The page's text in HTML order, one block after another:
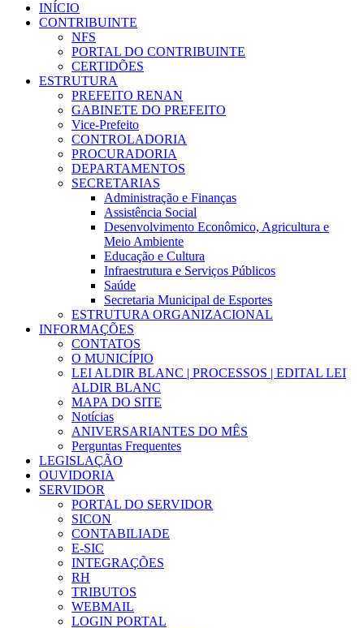
INÍCIO
CONTRIBUINTE
NFS
PORTAL DO CONTRIBUINTE
CERTIDÕES
ESTRUTURA
PREFEITO RENAN
GABINETE DO PREFEITO
Vice-Prefeito
CONTROLADORIA
PROCURADORIA
DEPARTAMENTOS
SECRETARIAS
Administração e Finanças
Assistência Social
Desenvolvimento Econômico, Agricultura e
Meio Ambiente
Educação e Cultura
Infraestrutura e Serviços Públicos
Saúde
Secretaria Municipal de Esportes
ESTRUTURA ORGANIZACIONAL
INFORMAÇÕES
CONTATOS
O MUNICÍPIO
LEI ALDIR BLANC | PROCESSOS | EDITAL LEI
ALDIR BLANC
MAPA DO SITE
Notícias
ANIVERSARIANTES DO MÊS
Perguntas Frequentes
LEGISLAÇÃO
OUVIDORIA
SERVIDOR
PORTAL DO SERVIDOR
SICON
CONTABILIADE
E-SIC
INTEGRAÇÕES
RH
TRIBUTOS
WEBMAIL
LOGIN PORTAL